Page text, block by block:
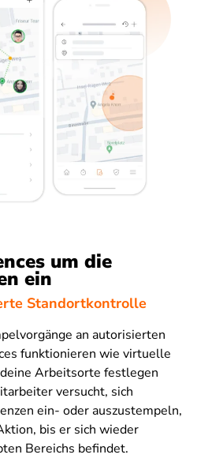
um die
ein
Standortkontrolle
an autorisierten
funktionieren wie virtuelle
Arbeitsorte festlegen
versucht, sich
ein- oder auszustempeln,
bis er sich wieder
Bereichs befindet.